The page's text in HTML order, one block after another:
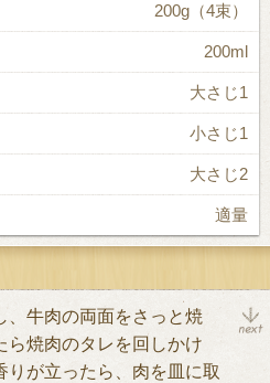
200g（4束）
200ml
大さじ1
小さじ1
大さじ2
適量
、牛肉の両面をさっと焼
ら焼肉のタレを回しかけ
りが立ったら、肉を皿に取